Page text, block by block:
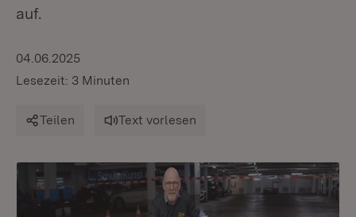
auf.
04.06.2025
Lesezeit: 3 Minuten
Teilen Text vorlesen